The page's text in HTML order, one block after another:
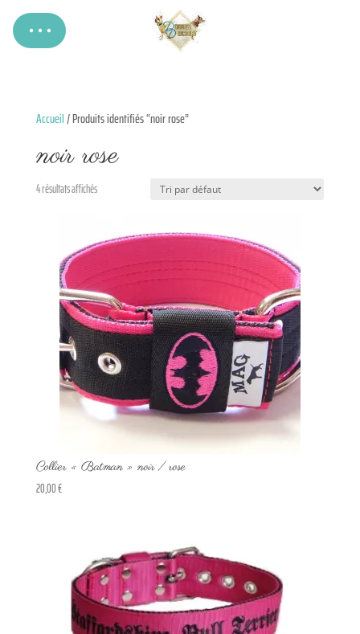
Accueil/ Produits identifiés “noir rose”
noir rose
4 résultats affichés
Collier « Batman » noir / rose
20,00€